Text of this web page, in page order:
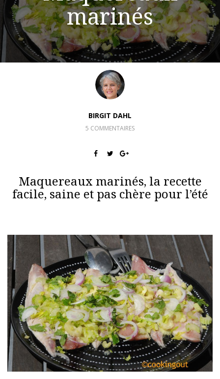
marinés
BIRGIT DAHL
5 COMMENTAIRES
Maquereaux marinés, la recette
facile, saine et pas chère pour l’été